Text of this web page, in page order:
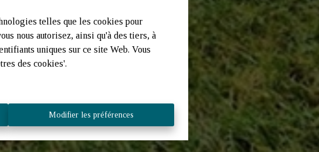
telles que les cookies pour
nous autorisez, ainsi qu'à des tiers, à
uniques sur ce site Web. Vous
des cookies'.
Modifier les préférences